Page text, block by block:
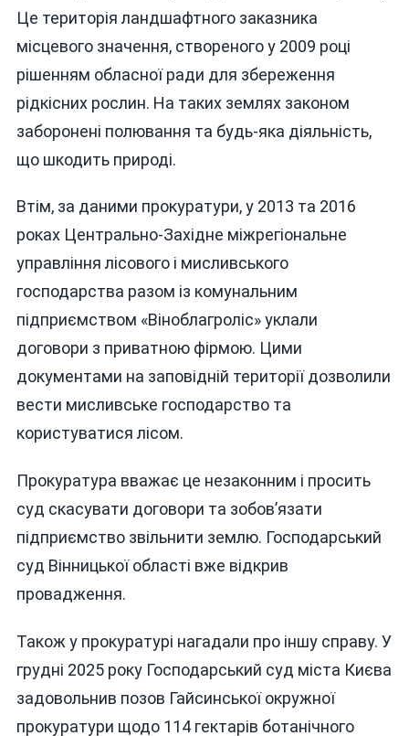
Це територія ландшафтного заказника
місцевого значення, створеного у 2009 році
рішенням обласної ради для збереження
рідкісних рослин. На таких землях законом
заборонені полювання та будь-яка діяльність,
що шкодить природі.
Втім, за даними прокуратури, у 2013 та 2016
роках Центрально-Західне міжрегіональне
управління лісового і мисливського
господарства разом із комунальним
підприємством «Віноблагроліс» уклали
договори з приватною фірмою. Цими
документами на заповідній території дозволили
вести мисливське господарство та
користуватися лісом.
Прокуратура вважає це незаконним і просить
суд скасувати договори та зобов’язати
підприємство звільнити землю. Господарський
суд Вінницької області вже відкрив
провадження.
Також у прокуратурі нагадали про іншу справу. У
грудні 2025 року Господарський суд міста Києва
задовольнив позов Гайсинської окружної
прокуратури щодо 114 гектарів ботанічного